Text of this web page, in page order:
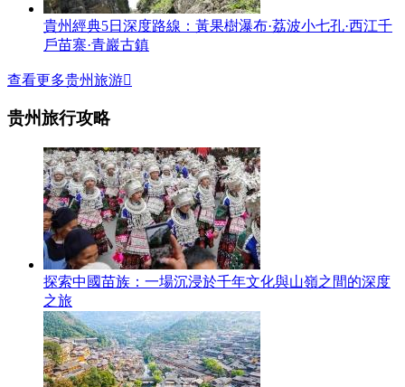
貴州經典5日深度路線：黃果樹瀑布·荔波小七孔·西江千
戶苗寨·青巖古鎮
查看更多贵州旅游
贵州旅行攻略
探索中國苗族：一場沉浸於千年文化與山嶺之間的深度
之旅